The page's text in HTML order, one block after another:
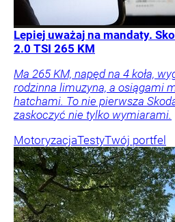
Lepiej uważaj na mandaty.
2.0 TSI 265 KM
Ma 265 KM, napęd na 4 koła,
rodzinna limuzyna, a osiągami
hatchami. To nie pierwsza
zaskoczyć nie tylko wymiarami.
MotoryzacjaTestyTwój portfel